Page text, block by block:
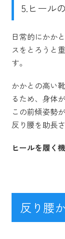
5.ヒール
日常的にかか
スをとろうと
す。
かかとの高い
るため、身体
この前傾姿勢
反り腰を助長
ヒールを履く
反り腰